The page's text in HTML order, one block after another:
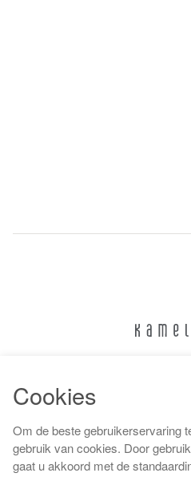
Algemene
Cookies
Om de beste gebruikerservaring
gebruik van cookies. Door
gaat u akkoord met de